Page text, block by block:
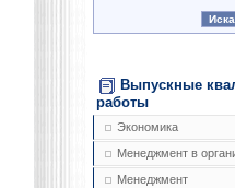
Выпускные
работы
Экономика
Менеджмент в
Менеджмент